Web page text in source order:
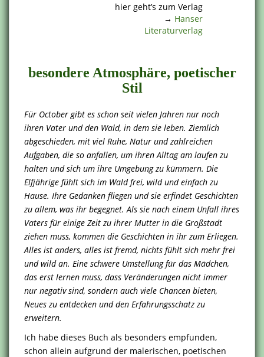
hier geht’s zum Verlag
→ Hanser
Literaturverlag
besondere Atmosphäre, poetischer
Stil
Für October gibt es schon seit vielen Jahren nur noch
ihren Vater und den Wald, in dem sie leben. Ziemlich
abgeschieden, mit viel Ruhe, Natur und zahlreichen
Aufgaben, die so anfallen, um ihren Alltag am laufen zu
halten und sich um ihre Umgebung zu kümmern. Die
Elfjährige fühlt sich im Wald frei, wild und einfach zu
Hause. Ihre Gedanken fliegen und sie erfindet Geschichten
zu allem, was ihr begegnet. Als sie nach einem Unfall ihres
Vaters für einige Zeit zu ihrer Mutter in die Großstadt
ziehen muss, kommen die Geschichten in ihr zum Erliegen.
Alles ist anders, alles ist fremd, nichts fühlt sich mehr frei
und wild an. Eine schwere Umstellung für das Mädchen,
das erst lernen muss, dass Veränderungen nicht immer
nur negativ sind, sondern auch viele Chancen bieten,
Neues zu entdecken und den Erfahrungsschatz zu
erweitern.
Ich habe dieses Buch als besonders empfunden,
schon allein aufgrund der malerischen, poetischen